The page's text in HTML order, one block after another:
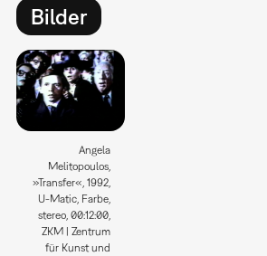
Bilder
Angela
Melitopoulos,
»Transfer«, 1992,
U-Matic, Farbe,
stereo, 00:12:00,
ZKM | Zentrum
für Kunst und